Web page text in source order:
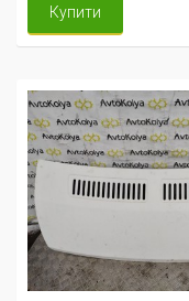
Купити